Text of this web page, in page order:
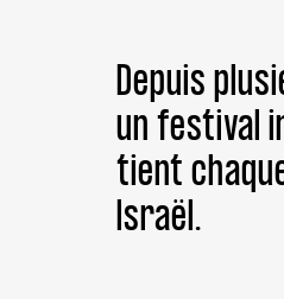
Depuis
un festival
tient
Israël.